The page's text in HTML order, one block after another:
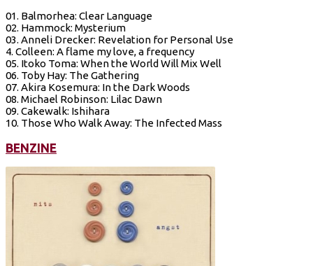
01. Balmorhea: Clear Language
02. Hammock: Mysterium
03. Anneli Drecker: Revelation for Personal Use
4. Colleen: A flame my love, a frequency
05. Itoko Toma: When the World Will Mix Well
06. Toby Hay: The Gathering
07. Akira Kosemura: In the Dark Woods
08. Michael Robinson: Lilac Dawn
09. Cakewalk: Ishihara
10. Those Who Walk Away: The Infected Mass
BENZINE